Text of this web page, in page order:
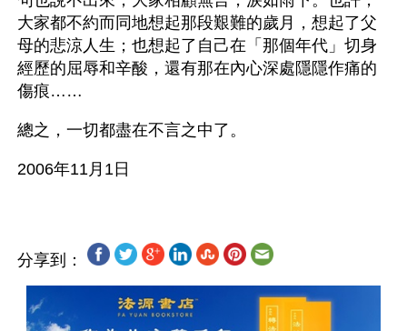
大家都不約而同地想起那段艱難的歲月，想起了父
母的悲涼人生；也想起了自己在「那個年代」切身
經歷的屈辱和辛酸，還有那在內心深處隱隱作痛的
傷痕……
總之，一切都盡在不言之中了。
分享到：